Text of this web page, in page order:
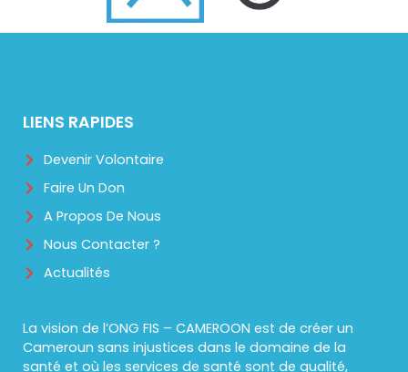
LIENS RAPIDES
Devenir Volontaire
Faire Un Don
A Propos De Nous
Nous Contacter ?
Actualités
La vision de l’ONG FIS – CAMEROON est de créer un
Cameroun sans injustices dans le domaine de la
santé et où les services de santé sont de qualité,